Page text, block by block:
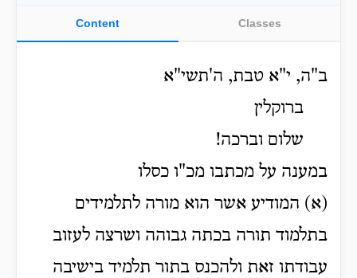
Content Classes
ב"ה, י"א טבת, ה'תשי"א
ברוקלין
שלום וברכה!
במענה על מכתבו מכ"ו כסלו
(א) המודיע אשר הוא מורה לתלמידים
בתלמוד תורה בכתה גבוהה ושרצה לעזוב
עבודתו זאת ולהכנס בתור תלמיד בישיבה